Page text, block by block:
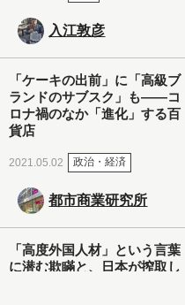
入江敦彦
「ケーキの出前」に「高級ブ
ランドのサブスク」も――コ
ロナ禍のなか「進化」する百
貨店
2021.05.02 政治・経済
都市商業研究所
「高度外国人材」という言葉
に潜む欺瞞と、日本が搾取し